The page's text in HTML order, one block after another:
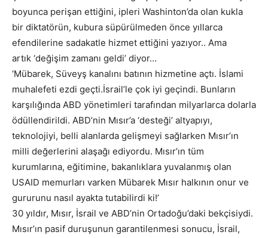
boyunca perişan ettiğini, ipleri Washinton’da olan kukla
bir diktatörün, kubura süpürülmeden önce yıllarca
efendilerine sadakatle hizmet ettiğini yazıyor.. Ama
artık ‘değişim zamanı geldi’ diyor…
‘Mübarek, Süveyş kanalını batının hizmetine açtı. İslami
muhalefeti ezdi geçti.İsrail’le çok iyi geçindi. Bunların
karşılığında ABD yönetimleri tarafından milyarlarca dolarla
ödüllendirildi. ABD’nin Mısır’a ‘desteği’ altyapıyı,
teknolojiyi, belli alanlarda gelişmeyi sağlarken Mısır’ın
milli değerlerini alaşağı ediyordu. Mısır’ın tüm
kurumlarına, eğitimine, bakanlıklara yuvalanmış olan
USAID memurları varken Mübarek Mısır halkının onur ve
gururunu nasıl ayakta tutabilirdi ki!’
30 yıldır, Mısır, İsrail ve ABD’nin Ortadoğu’daki bekçisiydi.
Mısır’ın pasif duruşunun garantilenmesi sonucu, İsrail,